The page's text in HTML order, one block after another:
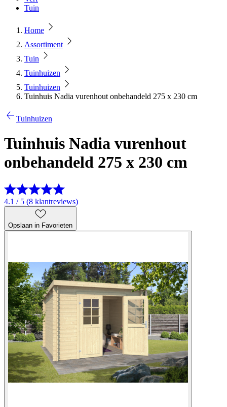
Tuin
Home
Assortiment
Tuin
Tuinhuizen
Tuinhuizen
Tuinhuis Nadia vurenhout onbehandeld 275 x 230 cm
Tuinhuizen
Tuinhuis Nadia vurenhout
onbehandeld 275 x 230 cm
4.1 / 5 (8 klantreviews)
Opslaan in Favorieten